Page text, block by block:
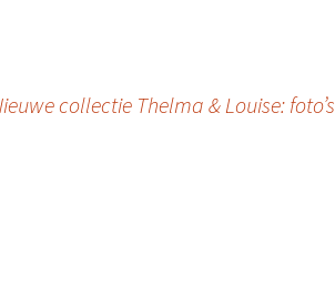
collectie Thelma & Louise: foto’s